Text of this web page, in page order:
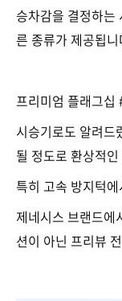
승차감을 결정하는
른 종류가 제공됩니
프리미엄 플래그십
시승기로도 알려드
될 정도로 환상적
특히 고속 방지턱
제네시스 브랜드에
션이 아닌 프리뷰